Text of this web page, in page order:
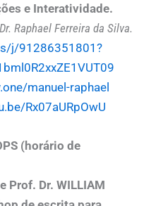
e Interatividade.
Raphael Ferreira da Silva.
j/91286351801?
manuel-raphael
Rx07aURpOwU
(horário de
Prof. Dr. WILLIAM